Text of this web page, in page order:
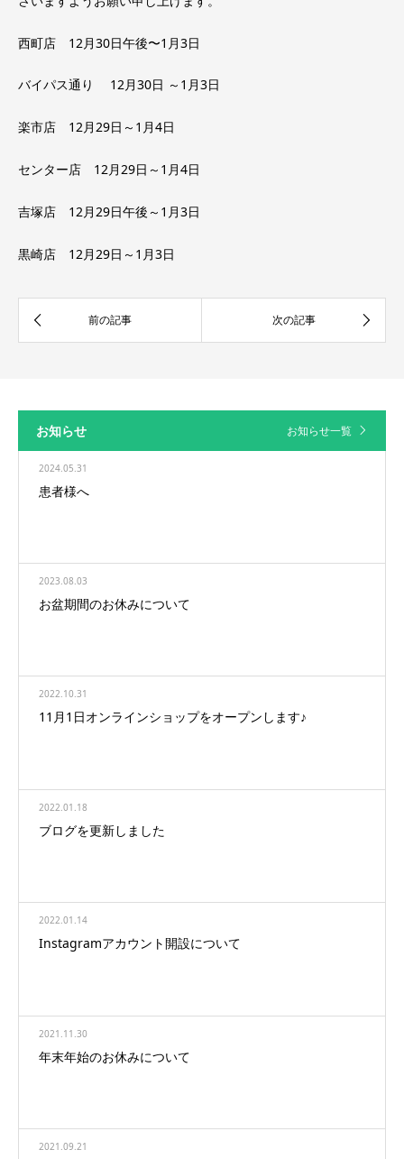
西町店 12月30日午後〜1月3日
バイパス通り 12月30日 ～1月3日
楽市店 12月29日～1月4日
センター店 12月29日～1月4日
吉塚店 12月29日午後～1月3日
黒崎店 12月29日～1月3日
お知らせ お知らせ一覧
2024.05.31
患者様へ
2023.08.03
お盆期間のお休みについて
2022.10.31
11月1日オンラインショップをオープンします♪
2022.01.18
ブログを更新しました
2022.01.14
Instagramアカウント開設について
2021.11.30
年末年始のお休みについて
2021.09.21